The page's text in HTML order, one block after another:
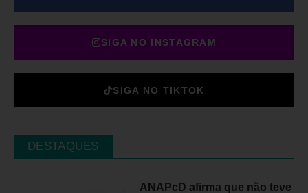
SIGA NO INSTAGRAM
SIGA NO TIKTOK
DESTAQUES
ANAPcD afirma que não teve